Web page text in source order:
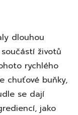
dlouhou
životů
rychlého
chuťové buňky,
se dají
jako